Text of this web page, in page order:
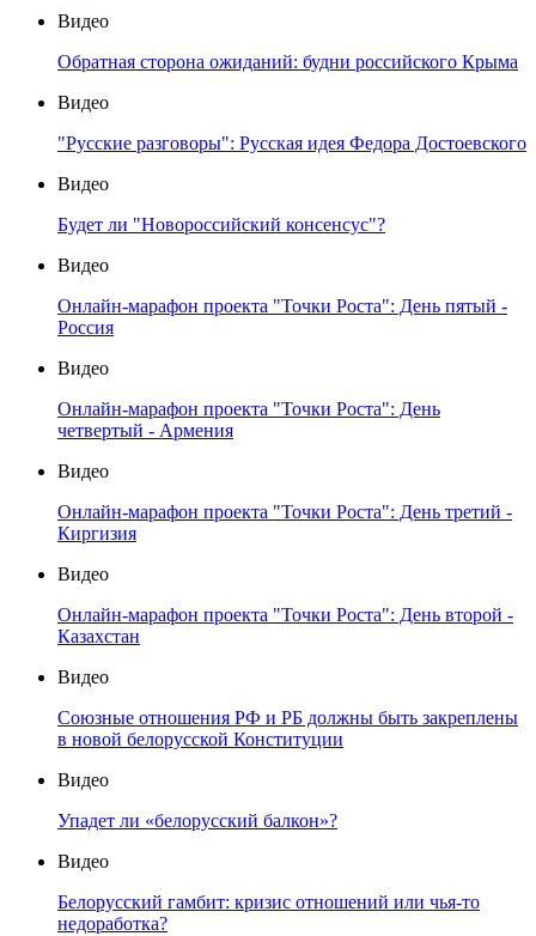
Видео
Обратная сторона ожиданий: будни российского Крыма
Видео
"Русские разговоры": Русская идея Федора Достоевского
Видео
Будет ли "Новороссийский консенсус"?
Видео
Онлайн-марафон проекта "Точки Роста": День пятый -
Россия
Видео
Онлайн-марафон проекта "Точки Роста": День
четвертый - Армения
Видео
Онлайн-марафон проекта "Точки Роста": День третий -
Киргизия
Видео
Онлайн-марафон проекта "Точки Роста": День второй -
Казахстан
Видео
Союзные отношения РФ и РБ должны быть закреплены
в новой белорусской Конституции
Видео
Упадет ли «белорусский балкон»?
Видео
Белорусский гамбит: кризис отношений или чья-то
недоработка?